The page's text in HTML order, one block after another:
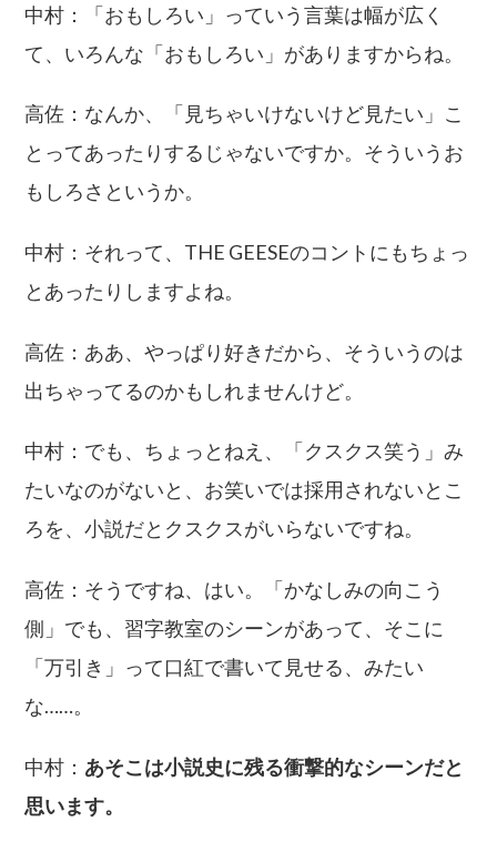
中村：「おもしろい」っていう言葉は幅が広く
て、いろんな「おもしろい」がありますからね。
高佐：なんか、「見ちゃいけないけど見たい」こ
とってあったりするじゃないですか。そういうお
もしろさというか。
中村：それって、THE GEESEのコントにもちょっ
とあったりしますよね。
高佐：ああ、やっぱり好きだから、そういうのは
出ちゃってるのかもしれませんけど。
中村：でも、ちょっとねえ、「クスクス笑う」み
たいなのがないと、お笑いでは採用されないとこ
ろを、小説だとクスクスがいらないですね。
高佐：そうですね、はい。「かなしみの向こう
側」でも、習字教室のシーンがあって、そこに
「万引き」って口紅で書いて見せる、みたい
な……。
中村： あそこは小説史に残る衝撃的なシーンだと
思います。